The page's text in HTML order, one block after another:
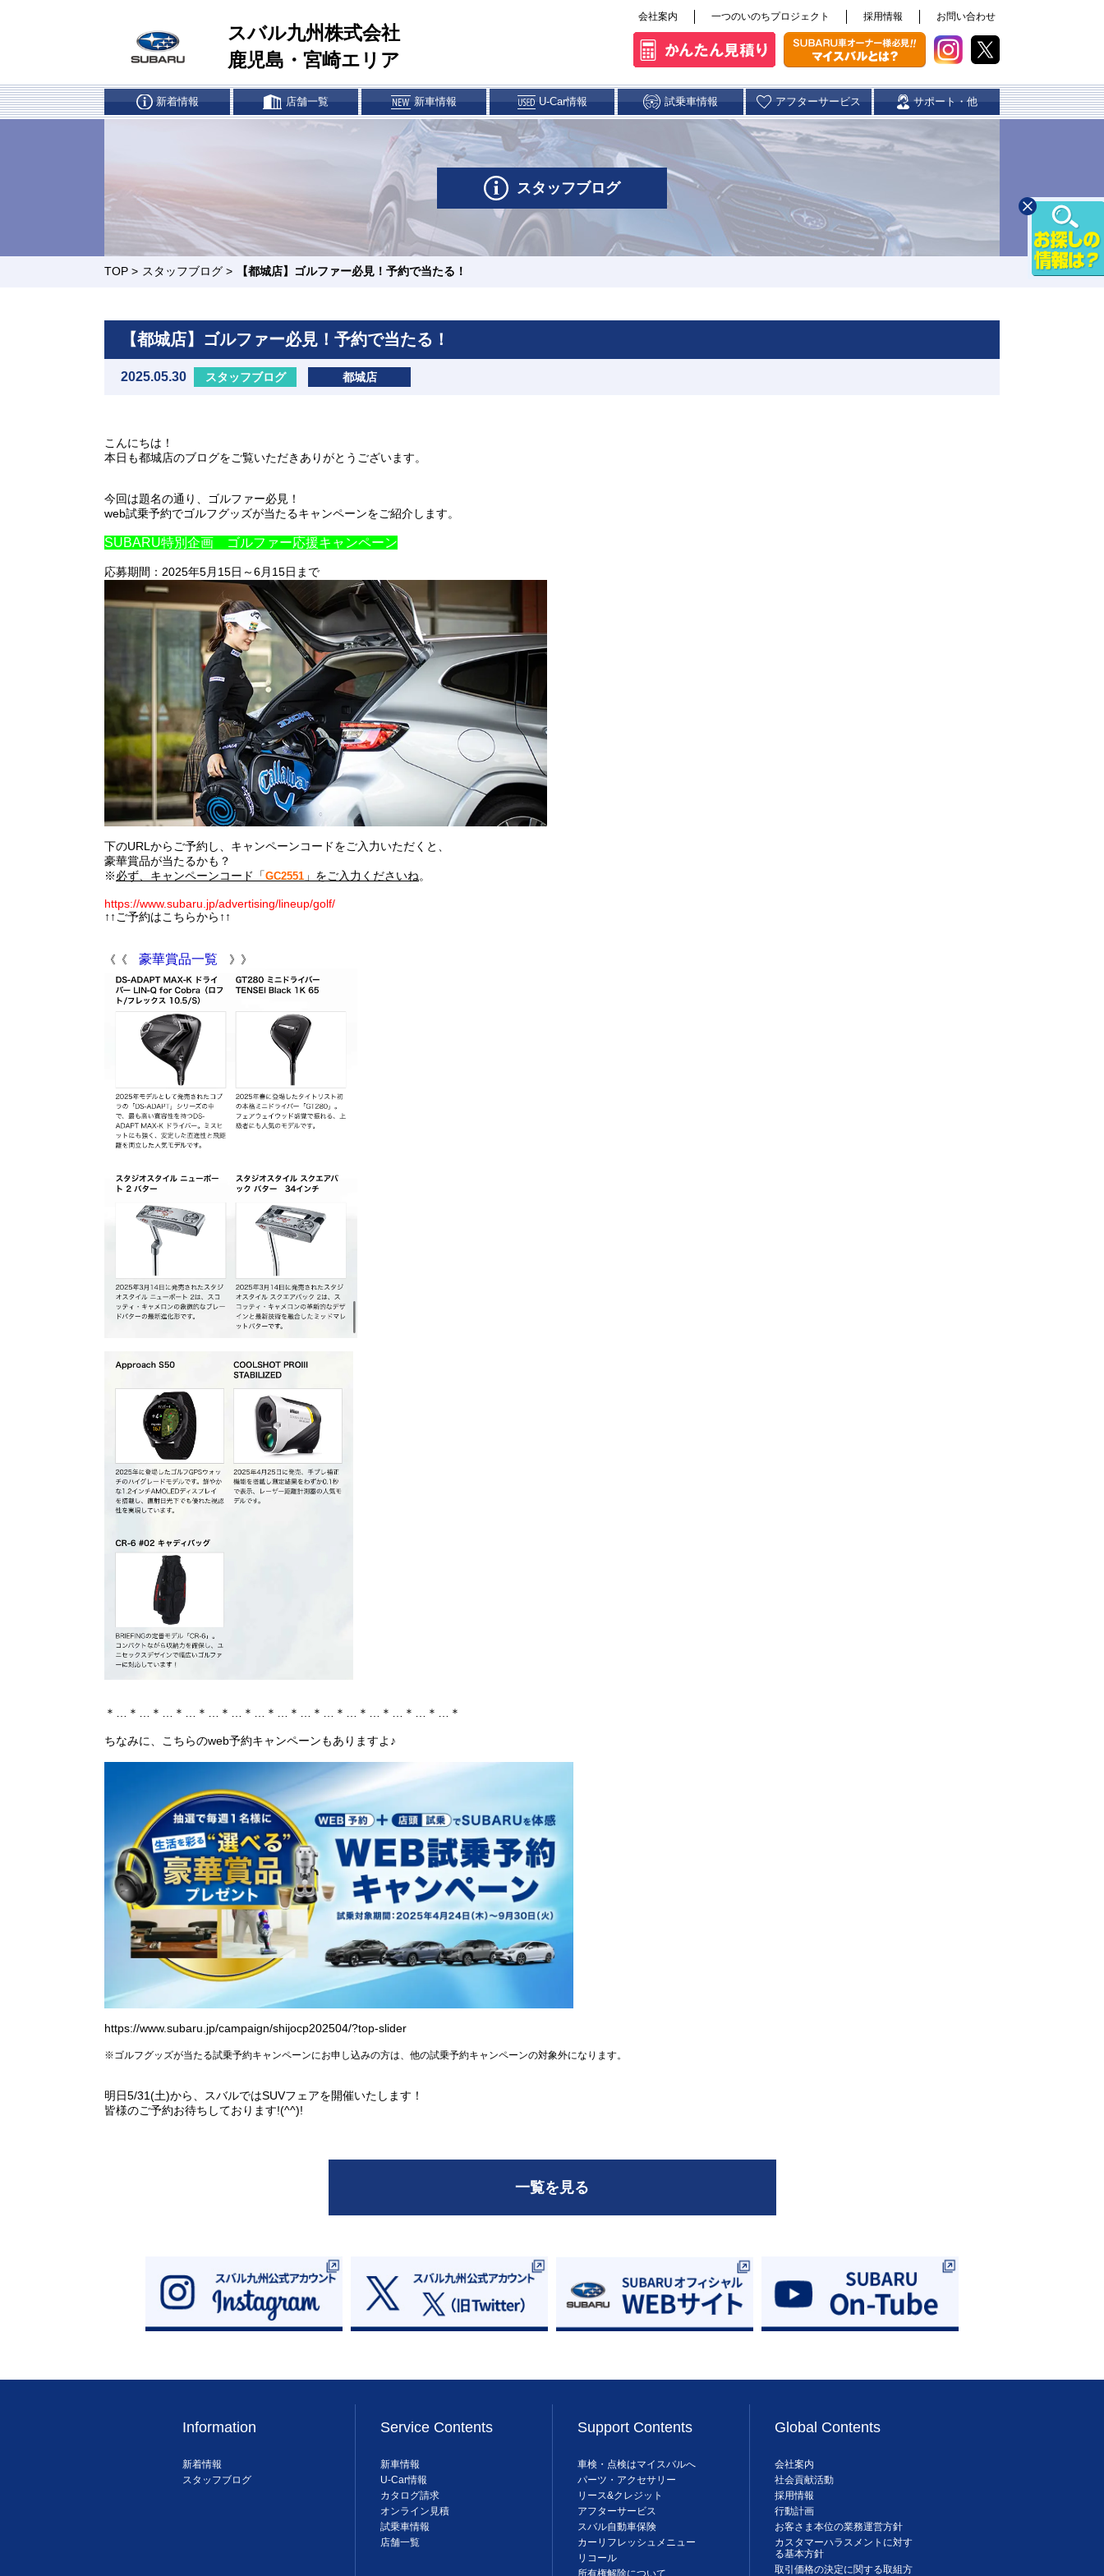
スバル九州株式会社
鹿児島・宮崎エリア
会社案内 一つのいのちプロジェクト 採用情報 お問い合わせ
新着情報 サポート・他
リース&クレジット
スバル自動車保険
リコール
所有権解除について
店舗一覧
宮崎南店 延岡店 下荒田店 川内店 鹿屋店 隼人店
東開店/カースポッ
伊敷店 宮
新車情報 U-Car情報 試乗車情報 アフターサービス
スタッフブログ
TOP > スタッフブログ > 【都城店】ゴルファー必見！予約で当たる！
【都城店】ゴルファー必見！予約で当たる！
2025.05.30 スタッフブログ 都城店
こんにちは！
本日も都城店のブログをご覧いただきありがとうございます。
今回は題名の通り、ゴルファー必見！
web試乗予約でゴルフグッズが当たるキャンペーンをご紹介します。
SUBARU特別企画 ゴルファー応援キャンペーン
応募期間：2025年5月15日～6月15日まで
下のURLからご予約し、キャンペーンコードをご入力いただくと、
豪華賞品が当たるかも？
※必ず、キャンペーンコード「GC2551 」をご入力くださいね。
https://www.subaru.jp/advertising/lineup/golf/
↑↑ご予約はこちらから↑↑
《《 豪華賞品一覧 》》
＊…＊…＊…＊…＊…＊…＊…＊…＊…＊…＊…＊…＊…＊…＊…＊
ちなみに、こちらのweb予約キャンペーンもありますよ♪
https://www.subaru.jp/campaign/shijocp202504/?top-slider
※ゴルフグッズが当たる試乗予約キャンペーンにお申し込みの方は、他の試乗予約キャンペーンの対象外になります。
明日5/31(土)から、スバルではSUVフェアを開催いたします！
皆様のご予約お待ちしております!(^^)!
一覧を見る
Information
新着情報
スタッフブログ
Service Contents
新車情報
U-Car情報
カタログ請求
オンライン見積
試乗車情報
店舗一覧
Support Contents
車検・点検はマイスバルへ
パーツ・アクセサリー
リース&クレジット
アフターサービス
スバル自動車保険
カーリフレッシュメニュー
リコール
Global Contents
会社案内
社会貢献活動
採用情報
行動計画
お客さま本位の業務運営方針
カスタマーハラスメントに対す
る基本方針
取引価格の決定に関する取組方